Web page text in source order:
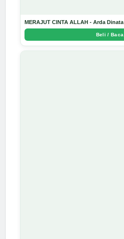
MERAJUT CINTA ALLAH - Arda Dinata
Beli / Baca